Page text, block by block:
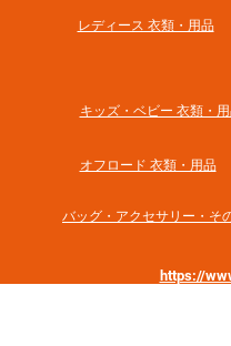
​レディース 衣類・用品
キッズ・ベビー 衣類・
オフロード 衣類・用品
バッグ・アクセサリー・そ
https://